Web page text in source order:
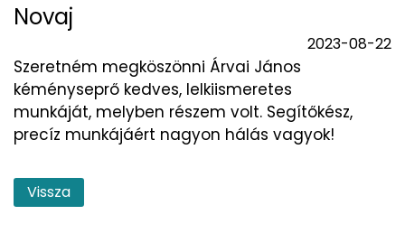
Novaj
2023-08-22
Szeretném megköszönni Árvai János
kéményseprő kedves, lelkiismeretes
munkáját, melyben részem volt. Segítőkész,
precíz munkájáért nagyon hálás vagyok!
Vissza